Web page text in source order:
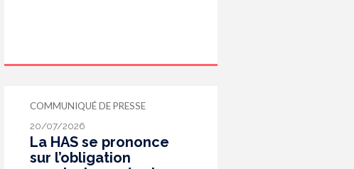
COMMUNIQUÉ DE PRESSE
20/07/2026
La HAS se prononce
sur l’obligation